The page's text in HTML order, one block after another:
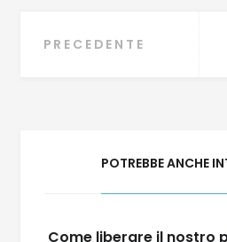
Navigazione
PRECEDENTE
POTREBBE ANCHE
Come liberare il nostro